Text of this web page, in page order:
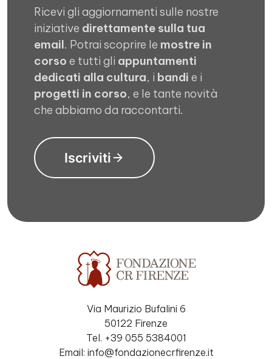
Ricevi gli aggiornamenti sulle nostre
iniziative direttamente sulla tua
email. Potrai scoprire le mostre in
corso e tutti gli appuntamenti
dedicati alla cultura, i bandi e i
progetti in corso, e le tante novità
che abbiamo da raccontarti.
Iscriviti
Via Maurizio Bufalini 6
50122 Firenze
Tel. +39 055 5384001
Email: info@fondazionecrfirenze.it